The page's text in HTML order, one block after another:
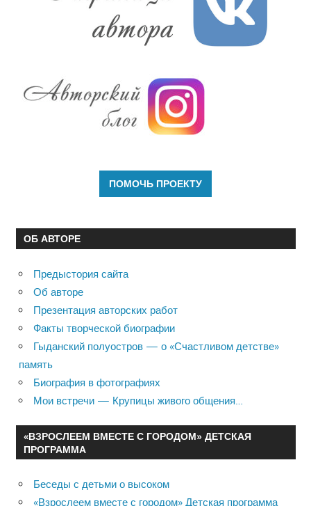
ОБ АВТОРЕ
Предыстория сайта
Об авторе
Презентация авторских работ
Факты творческой биографии
Гыданский полуостров — о «Счастливом детстве»
память
Биография в фотографиях
Мои встречи — Крупицы живого общения…
«ВЗРОСЛЕЕМ ВМЕСТЕ С ГОРОДОМ» ДЕТСКАЯ
ПРОГРАММА
Беседы с детьми о высоком
«Взрослеем вместе с городом» Детская программа